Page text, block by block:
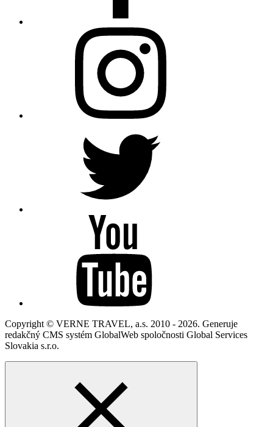
Copyright © VERNE TRAVEL, a.s. 2010 - 2026. Generuje
redakčný CMS systém GlobalWeb spoločnosti Global Services
Slovakia s.r.o.